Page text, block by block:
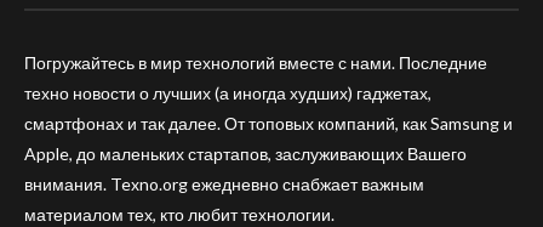
Погружайтесь в мир технологий вместе с нами. Последние
техно новости о лучших (а иногда худших) гаджетах,
смартфонах и так далее. От топовых компаний, как Samsung и
Apple, до маленьких стартапов, заслуживающих Вашего
внимания. Texno.org ежедневно снабжает важным
материалом тех, кто любит технологии.